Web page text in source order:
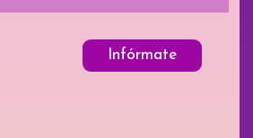
Infórmate